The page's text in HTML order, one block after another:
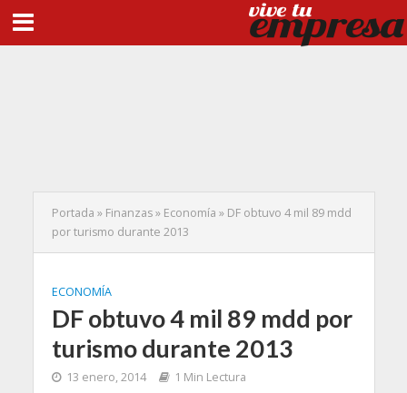
Portada » Finanzas» Economía » DF obtuvo 4 mil 89 mdd
por turismo durante 2013
ECONOMÍA
DF obtuvo 4 mil 89 mdd por
turismo durante 2013
13 enero, 2014 1 Min Lectura